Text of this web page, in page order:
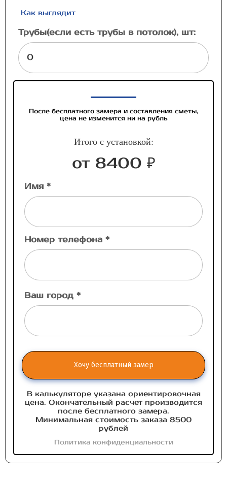
Как выглядит
Трубы(если есть трубы в потолок), шт:
После бесплатного замера и составления сметы,
цена не изменится ни на рубль
Итого с установкой:
от 8400 ₽
Имя *
Номер телефона *
Ваш город *
Хочу бесплатный замер
В калькуляторе указана ориентировочная
цена. Окончательный расчет производится
после бесплатного замера.
Минимальная стоимость заказа 8500
рублей
Политика конфиденциальности